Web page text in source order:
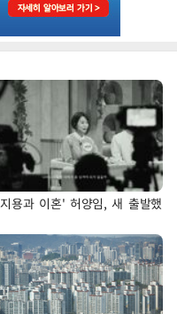
용과 이혼' 허양임, 새 출발했